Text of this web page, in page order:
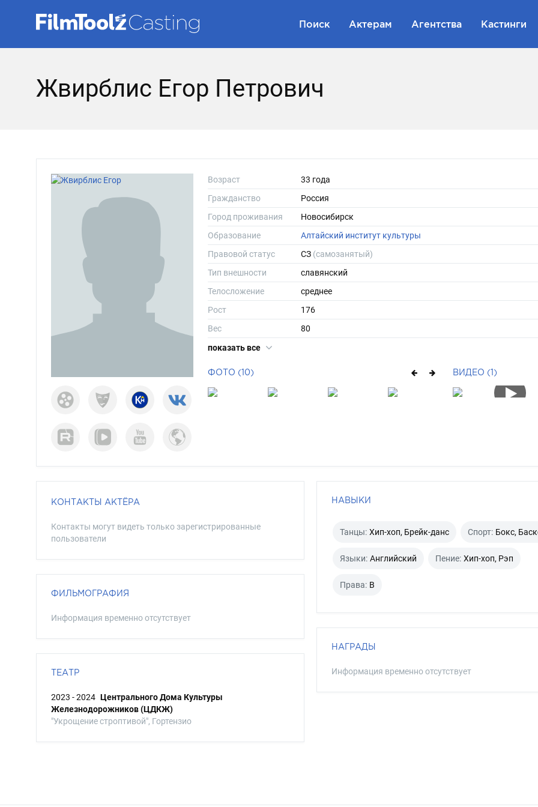
Поиск Актерам Агентства Кастинги
Жвирблис Егор Петрович
Возраст
33 года
Гражданство
Россия
Город проживания
Новосибирск
Образование
Алтайский институт культуры
Правовой статус
СЗ (самозанятый)
Тип внешности
славянский
Телосложение
среднее
Рост
176
Вес
80
Размер одежды
показать все
ФОТО (10) ВИДЕО (1)
КОНТАКТЫ АКТЁРА
Контакты могут видеть только зарегистрированные
пользователи
ФИЛЬМОГРАФИЯ
Информация временно отсутствует
ТЕАТР
2023 - 2024 Центрального Дома Культуры
Железнодорожников (ЦДКЖ)
"Укрощение строптивой", Гортензио
НАВЫКИ
Танцы: Хип-хоп, Брейк-данс Спорт: Бокс,
Языки: Английский Пение: Хип-хоп, Рэп
Права: B
НАГРАДЫ
Информация временно отсутствует